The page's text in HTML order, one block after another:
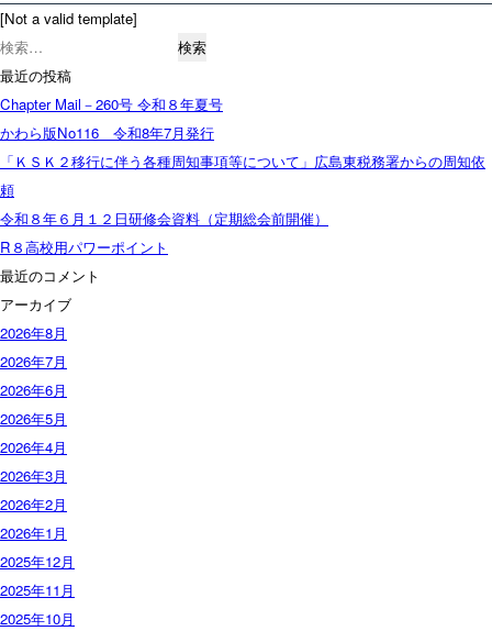
[Not a valid template]
検
索:
最近の投稿
Chapter Mail－260号 令和８年夏号
かわら版No116 令和8年7月発行
「ＫＳＫ２移行に伴う各種周知事項等について」広島東税務署からの周知依
頼
令和８年６月１２日研修会資料（定期総会前開催）
R８高校用パワーポイント
最近のコメント
アーカイブ
2026年8月
2026年7月
2026年6月
2026年5月
2026年4月
2026年3月
2026年2月
2026年1月
2025年12月
2025年11月
2025年10月